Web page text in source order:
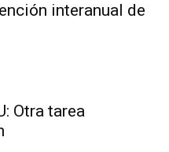
interanual de
Otra tarea